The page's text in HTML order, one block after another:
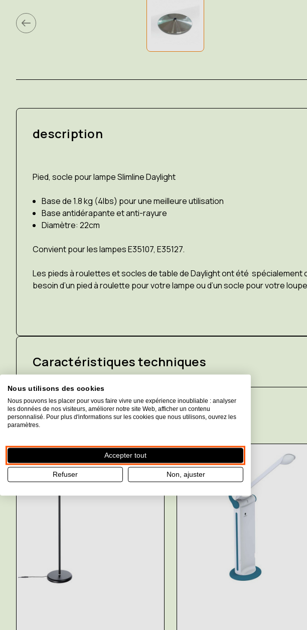
description
Pied, socle pour lampe Slimline Daylight
Base de 1.8 kg (4lbs) pour une meilleure utilisation
Base antidérapante et anti-rayure
Diamètre: 22cm
Convient pour les lampes E35107, E35127.
Les pieds à roulettes et socles de table de Daylight ont été spécialement
besoin d’un pied à roulette pour votre lampe ou d’un socle pour votre
Caractéristiques techniques
Produits liés à cet article
Nous utilisons des cookies
Nous pouvons les placer pour vous faire vivre une expérience inoubliable : analyser
les données de nos visiteurs, améliorer notre site Web, afficher un contenu
personnalisé. Pour plus d'informations sur les cookies que nous utilisons, ouvrez les
paramètres.
Accepter tout
Refuser Non, ajuster